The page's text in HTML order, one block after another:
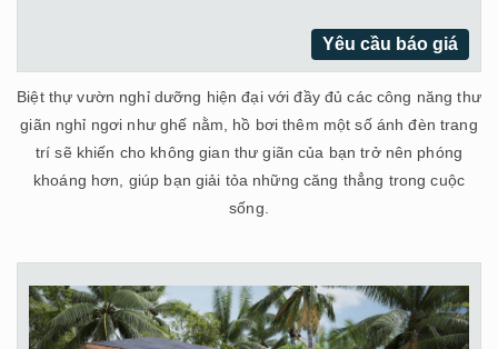
Yêu cầu báo giá
Biệt thự vườn nghỉ dưỡng hiện đại với đầy đủ các công năng thư
giãn nghỉ ngơi như ghế nằm, hồ bơi thêm một số ánh đèn trang
trí sẽ khiến cho không gian thư giãn của bạn trở nên phóng
khoáng hơn, giúp bạn giải tỏa những căng thẳng trong cuộc
sống.